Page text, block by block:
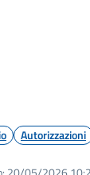
Autorizzazioni